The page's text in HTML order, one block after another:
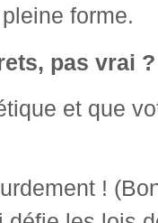
forme.
pas vrai ?
et que
!